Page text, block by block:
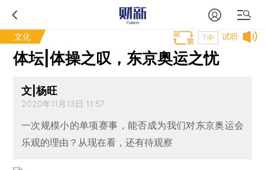
文化 试听
T中
体坛|体操之叹，东京奥运之忧
文|杨旺
2020年11月13日 11:57
一次规模小的单项赛事，能否成为我们对东京奥运会
乐观的理由？从现在看，还有待观察